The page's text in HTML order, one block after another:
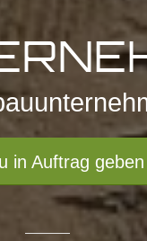
in Auftrag geben